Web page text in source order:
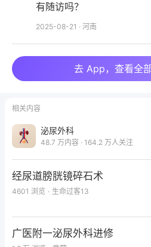
仅专业人士可见
去登录
有随访吗？
2025-08-21 · 河南
去 App，查看全
相关内容
泌尿外科
48.7 万内容 · 164.2 万人关注
经尿道膀胱镜碎石术
4601 浏览 · 生命过客13
广医附一泌尿外科进修